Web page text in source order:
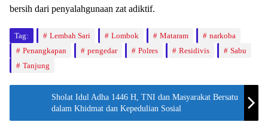
bersih dari penyalahgunaan zat adiktif.
Tag: Lembah Sari Lombok Mataram
narkoba
Penangkapan
pengedar Polres Residivis
Sabu
Tanjung
Sholat Idul Adha 1446 H, TNI dan Masyarakat Bersatu
dalam Khidmat dan Kepedulian Sosial